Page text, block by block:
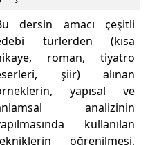
dersin amacı çeşitli
türlerden (kısa
roman, tiyatro
şiir) alınan
yapısal ve
analizinin
kullanılan
öğrenilmesi,